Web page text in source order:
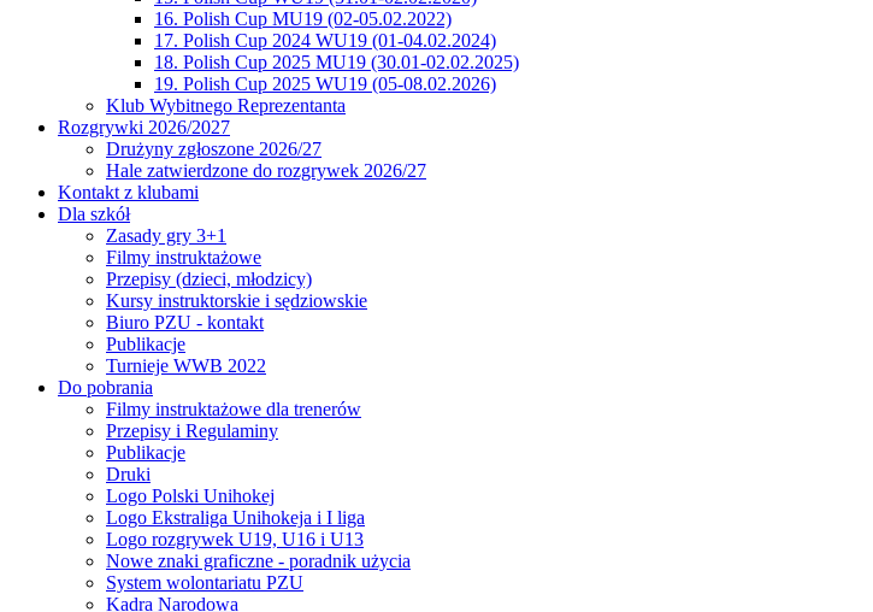
16. Polish Cup MU19 (02-05.02.2022)
17. Polish Cup 2024 WU19 (01-04.02.2024)
18. Polish Cup 2025 MU19 (30.01-02.02.2025)
19. Polish Cup 2025 WU19 (05-08.02.2026)
Klub Wybitnego Reprezentanta
Rozgrywki 2026/2027
Drużyny zgłoszone 2026/27
Hale zatwierdzone do rozgrywek 2026/27
Kontakt z klubami
Dla szkół
Zasady gry 3+1
Filmy instruktażowe
Przepisy (dzieci, młodzicy)
Kursy instruktorskie i sędziowskie
Biuro PZU - kontakt
Publikacje
Turnieje WWB 2022
Do pobrania
Filmy instruktażowe dla trenerów
Przepisy i Regulaminy
Publikacje
Druki
Logo Polski Unihokej
Logo Ekstraliga Unihokeja i I liga
Logo rozgrywek U19, U16 i U13
Nowe znaki graficzne - poradnik użycia
System wolontariatu PZU
Kadra Narodowa